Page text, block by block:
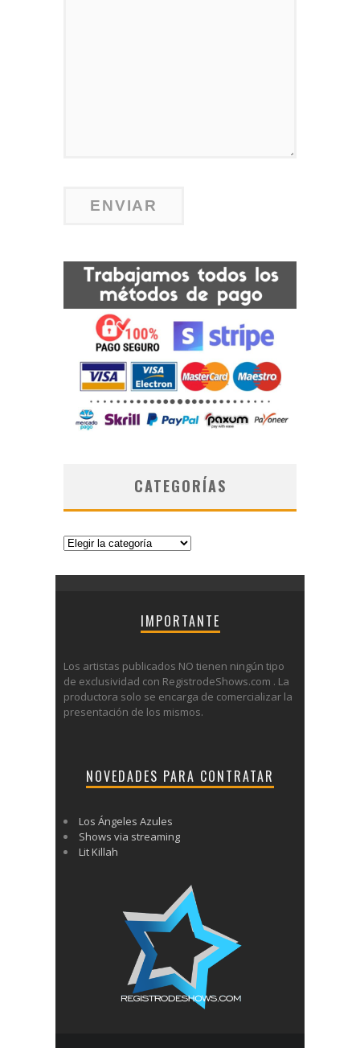
CATEGORÍAS
Categorías
IMPORTANTE
Los artistas publicados NO tienen ningún tipo
de exclusividad con RegistrodeShows.com . La
productora solo se encarga de comercializar la
presentación de los mismos.
NOVEDADES PARA CONTRATAR
Los Ángeles Azules
Shows via streaming
Lit Killah